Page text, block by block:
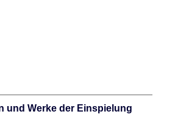
und Werke der Einspielung